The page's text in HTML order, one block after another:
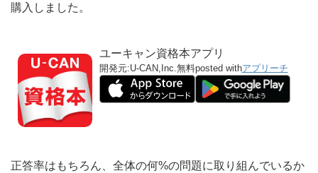
購入しました。
ユーキャン資格本アプリ
開発元:U-CAN,Inc. 無料posted withアプリーチ
正答率はもちろん、全体の何%の問題に取り組んでいるか